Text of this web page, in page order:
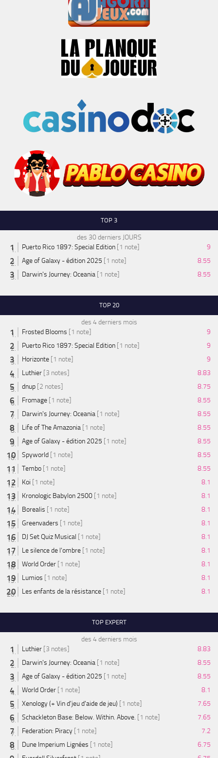
TOP 3
des 30 derniers JOURS
Puerto Rico 1897: Special Edition [1 note]
9
Age of Galaxy - édition 2025 [1 note]
8.55
Darwin's Journey: Oceania [1 note] 8.55
TOP 20
des 4 derniers mois
Frosted Blooms [1 note]
9
Puerto Rico 1897: Special Edition [1 note]
9
Horizonte [1 note]
9
Luthier [3 notes]
8.83
dnup [2 notes]
8.75
Fromage [1 note]
8.55
Darwin's Journey: Oceania [1 note]
8.55
Life of The Amazonia [1 note]
8.55
Age of Galaxy - édition 2025 [1 note]
8.55
Spyworld [1 note]
8.55
Tembo [1 note]
8.55
Koi [1 note]
8.1
Kronologic Babylon 2500 [1 note]
8.1
Borealis [1 note]
8.1
Greenvaders [1 note]
8.1
DJ Set Quiz Musical [1 note]
8.1
Le silence de l'ombre [1 note]
8.1
World Order [1 note]
8.1
Lumios [1 note]
8.1
Les enfants de la résistance [1 note] 8.1
TOP EXPERT
des 4 derniers mois
Luthier [3 notes]
8.83
Darwin's Journey: Oceania [1 note]
8.55
Age of Galaxy - édition 2025 [1 note]
8.55
World Order [1 note]
8.1
Xenology (+ Vin d'jeu d'aide de jeu) [1 note]
7.65
Schackleton Base: Below. Within. Above. [1 note]
7.65
Federation: Piracy [1 note]
7.2
Dune Imperium Lignées [1 note]
6.75